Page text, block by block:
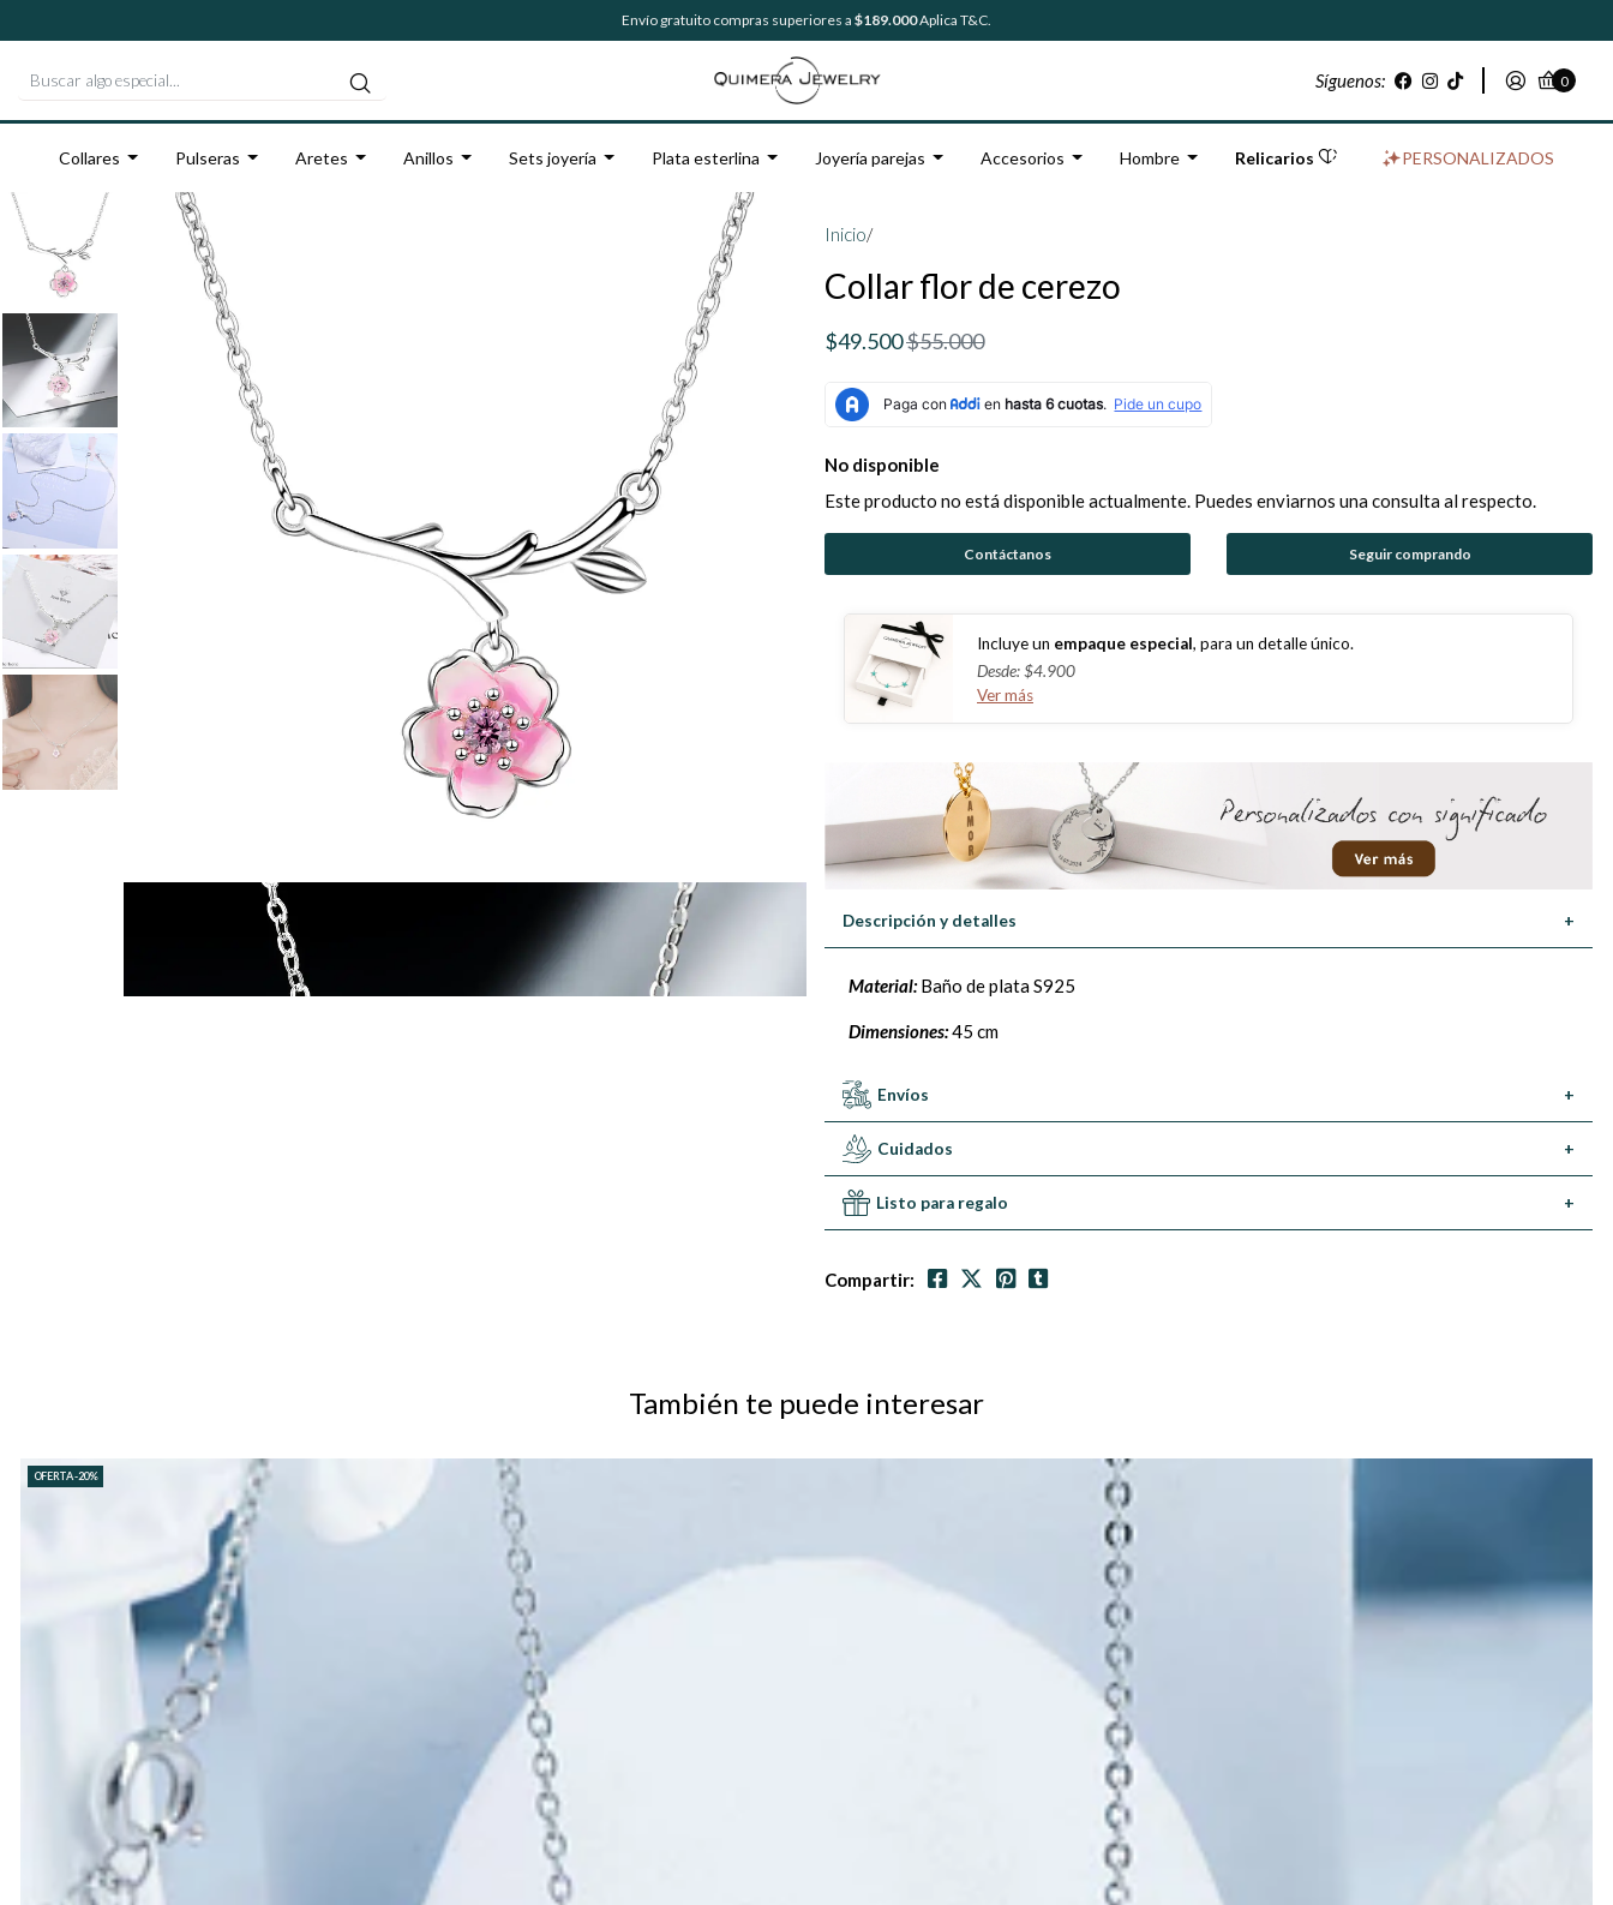
Envío gratuito compras superiores a $189.000Aplica T&C.
Síguenos: 0
Collares Pulseras Aretes Anillos Sets joyería Plata esterlina Joyería parejas Accesorios Hombre Relicarios PERSONALIZADOS
Inicio/
Collar flor de cerezo
$49.500$55.000
No disponible
Este producto no está disponible actualmente. Puedes enviarnos una consulta al respecto.
Contáctanos Seguir comprando
Incluye un empaque especial, para un detalle único.
Desde: $4.900
Ver más
Descripción y detalles +
Material:Baño de plata S925
Dimensiones:45 cm
Envíos +
Cuidados +
Listo para regalo +
Compartir:
También te puede interesar
OFERTA -20%